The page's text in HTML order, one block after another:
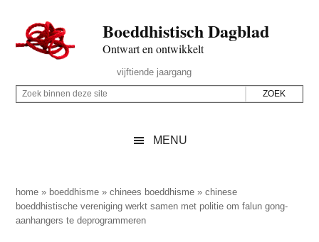
naar
de
inhoud
secondary
naar
de
sidebar
naar
de
Boeddhistisch Dagblad
Ontwart en ontwikkelt
Rechts
vijftiende jaargang
Z
p
d
Z
i
n
n
MENU
home » boeddhisme »chinees boeddhisme »chinese
boeddhistische vereniging werkt samen met politie om falun gong-
aanhangers te deprogrammeren